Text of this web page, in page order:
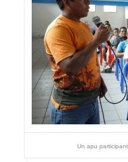
Un apu